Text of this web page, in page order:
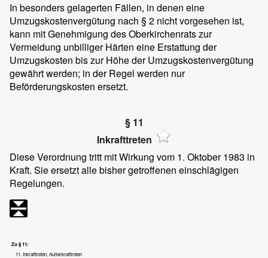
In besonders gelagerten Fällen, in denen eine
Umzugskostenvergütung nach § 2 nicht vorgesehen ist,
kann mit Genehmigung des Oberkirchenrats zur
Vermeidung unbilliger Härten eine Erstattung der
Umzugskosten bis zur Höhe der Umzugskostenvergütung
gewährt werden; in der Regel werden nur
Beförderungskosten ersetzt.
§ 11
Inkrafttreten
Diese Verordnung tritt mit Wirkung vom 1. Oktober 1983 in
Kraft. Sie ersetzt alle bisher getroffenen einschlägigen
Regelungen.
Zu § 11:
11. Inkrafttreten, Außerkrafttreten